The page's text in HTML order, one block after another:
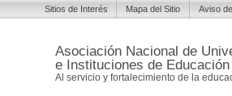
Asociación Nacional de
e Instituciones de
Al servicio y fortalecimiento de la
Sitios de Interés Mapa del Sitio Aviso